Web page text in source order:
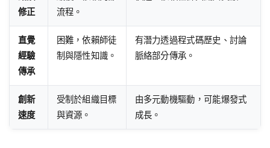
修正
流程。
直覺
經驗
傳承
困難，依賴師徒
制與隱性知識。
有潛力透過程式碼歷史、討論
脈絡部分傳承。
創新
速度
受制於組織目標
與資源。
由多元動機驅動，可能爆發式
成長。